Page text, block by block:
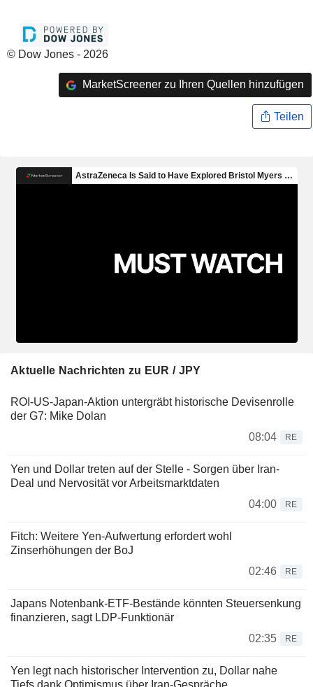
© Dow Jones - 2026
MarketScreener zu Ihren Quellen hinzufügen
Teilen
Aktuelle Nachrichten zu EUR / JPY
ROI-US-Japan-Aktion untergräbt historische Devisenrolle
der G7: Mike Dolan
08:04
RE
Yen und Dollar treten auf der Stelle - Sorgen über Iran-
Deal und Nervosität vor Arbeitsmarktdaten
04:00
RE
Fitch: Weitere Yen-Aufwertung erfordert wohl
Zinserhöhungen der BoJ
02:46
RE
Japans Notenbank-ETF-Bestände könnten Steuersenkung
finanzieren, sagt LDP-Funktionär
02:35
RE
Yen legt nach historischer Intervention zu, Dollar nahe
Tiefs dank Optimismus über Iran-Gespräche